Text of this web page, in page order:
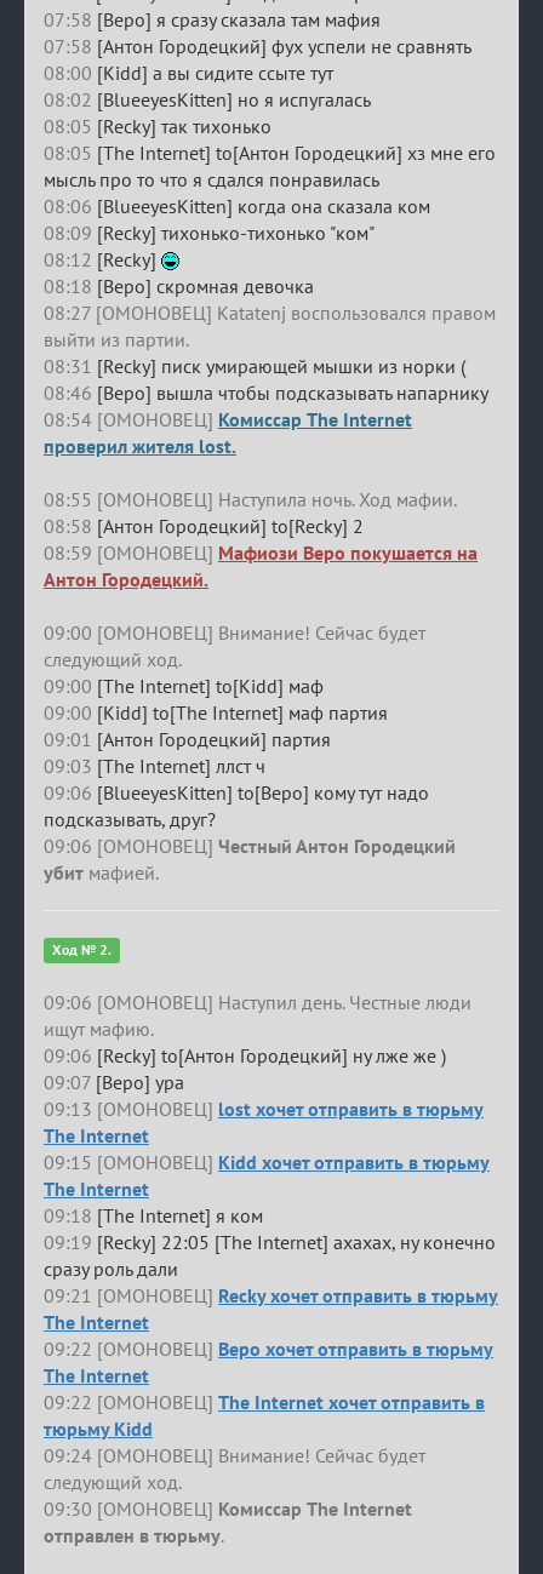
07:58 [Веро] я сразу сказала там мафия
07:58 [Антон Городецкий] фух успели не сравнять
08:00 [Kidd] а вы сидите ссыте тут
08:02 [BlueeyesKitten] но я испугалась
08:05 [Recky] так тихонько
08:05 [The Internet] to[Антон Городецкий] хз мне его
мысль про то что я сдался понравилась
08:06 [BlueeyesKitten] когда она сказала ком
08:09 [Recky] тихонько-тихонько "ком"
08:12 [Recky]
08:18 [Веро] скромная девочка
08:27 [ОМОНОВЕЦ] Katatenj воспользовался правом
выйти из партии.
08:31 [Recky] писк умирающей мышки из норки (
08:46 [Веро] вышла чтобы подсказывать напарнику
08:54 [ОМОНОВЕЦ] Комиссар The Internet
проверил жителя lost.
08:55 [ОМОНОВЕЦ] Наступила ночь. Ход мафии.
08:58 [Антон Городецкий] to[Recky] 2
08:59 [ОМОНОВЕЦ] Мафиози Веро покушается на
Антон Городецкий.
09:00 [ОМОНОВЕЦ] Внимание! Сейчас будет
следующий ход.
09:00 [The Internet] to[Kidd] маф
09:00 [Kidd] to[The Internet] маф партия
09:01 [Антон Городецкий] партия
09:03 [The Internet] ллст ч
09:06 [BlueeyesKitten] to[Веро] кому тут надо
подсказывать, друг?
09:06 [ОМОНОВЕЦ] Честный Антон Городецкий
убит мафией.
Ход № 2.
09:06 [ОМОНОВЕЦ] Наступил день. Честные люди
ищут мафию.
09:06 [Recky] to[Антон Городецкий] ну лже же )
09:07 [Веро] ура
09:13 [ОМОНОВЕЦ] lost хочет отправить в тюрьму
The Internet
09:15 [ОМОНОВЕЦ] Kidd хочет отправить в тюрьму
The Internet
09:18 [The Internet] я ком
09:19 [Recky] 22:05 [The Internet] ахахах, ну конечно
сразу роль дали
09:21 [ОМОНОВЕЦ] Recky хочет отправить в тюрьму
The Internet
09:22 [ОМОНОВЕЦ] Веро хочет отправить в тюрьму
The Internet
09:22 [ОМОНОВЕЦ] The Internet хочет отправить в
тюрьму Kidd
09:24 [ОМОНОВЕЦ] Внимание! Сейчас будет
следующий ход.
09:30 [ОМОНОВЕЦ] Комиссар The Internet
отправлен в тюрьму.